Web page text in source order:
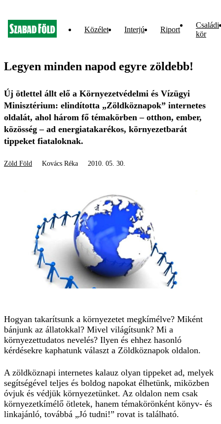
Közélet Interjú Riport
Családi
kör
Legyen minden napod egyre zöldebb!
Új ötlettel állt elő a Környezetvédelmi és Vízügyi
Minisztérium: elindította „Zöldköznapok” internetes
oldalát, ahol három fő témakörben – otthon, ember,
közösség – ad energiatakarékos, környezetbarát
tippeket fiataloknak.
Zöld Föld Kovács Réka 2010. 05. 30.
Hogyan takarítsunk a környezetet megkímélve? Miként
bánjunk az állatokkal? Mivel világítsunk? Mi a
környezettudatos nevelés? Ilyen és ehhez hasonló
kérdésekre kaphatunk választ a Zöldköznapok oldalon.
A zöldköznapi internetes kalauz olyan tippeket ad, melyek
segítségével teljes és boldog napokat élhetünk, miközben
óvjuk és védjük környezetünket. Az oldalon nem csak
környezetkímélő ötletek, hanem témakörönként könyv- és
linkajánló, továbbá „Jó tudni!” rovat is található.